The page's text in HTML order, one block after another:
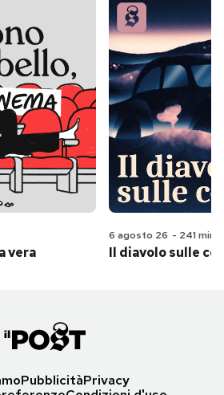
vera
6 agosto 26 - 241 min
Il diavolo sulle
PubblicitàPrivacy